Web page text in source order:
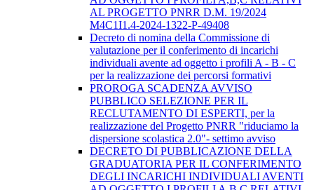
AL PROGETTO PNRR D.M. 19/2024
M4C1I1.4-2024-1322-P-49408
Decreto di nomina della Commissione di
valutazione per il conferimento di incarichi
individuali avente ad oggetto i profili A - B - C
per la realizzazione dei percorsi formativi
PROROGA SCADENZA AVVISO
PUBBLICO SELEZIONE PER IL
RECLUTAMENTO DI ESPERTI, per la
realizzazione del Progetto PNRR "riduciamo la
dispersione scolastica 2.0"- settimo avviso
DECRETO DI PUBBLICAZIONE DELLA
GRADUATORIA PER IL CONFERIMENTO
DEGLI INCARICHI INDIVIDUALI AVENTI